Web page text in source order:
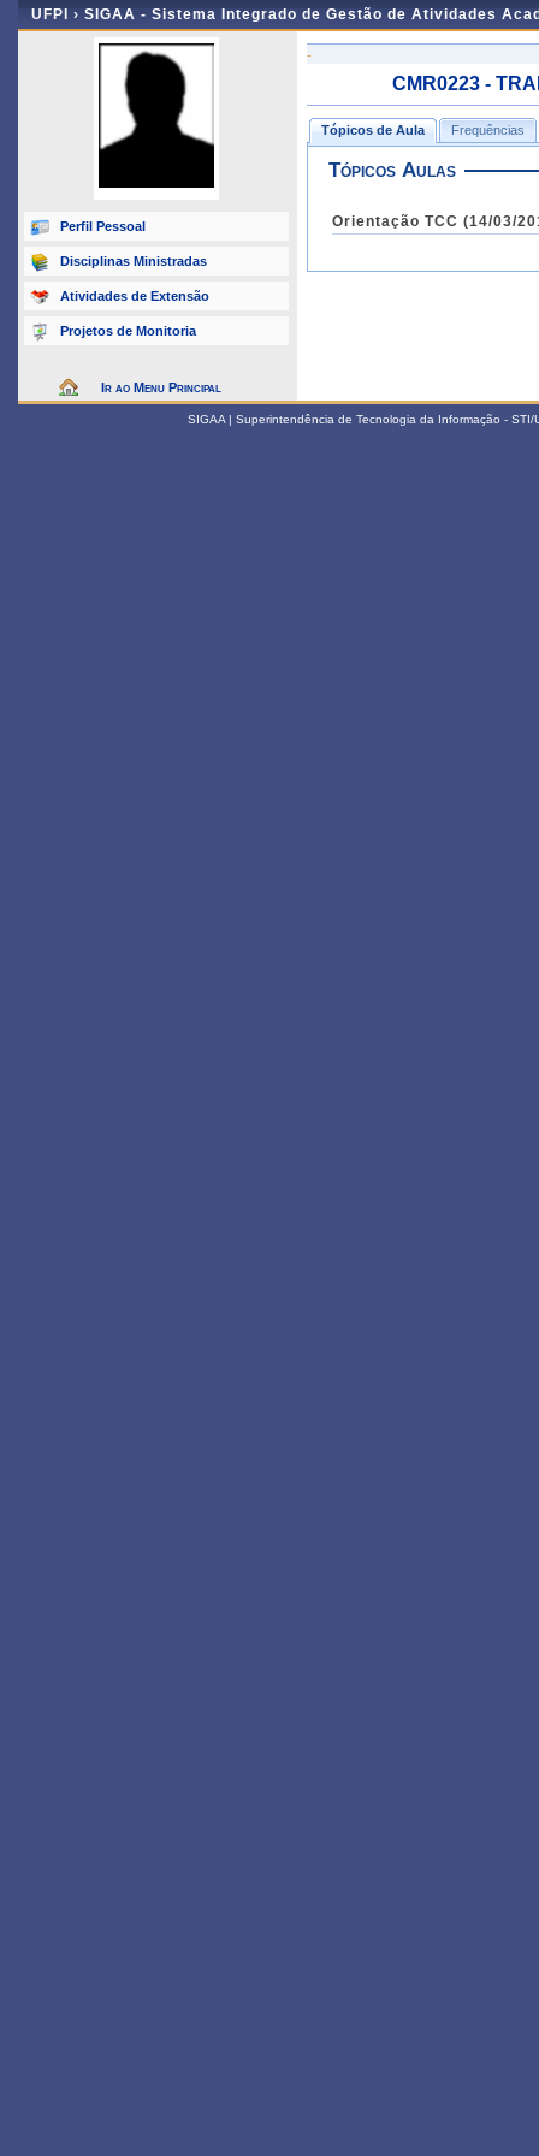
UFPI › SIGAA - Sistema Integrado de Gestão de Atividades
Perfil Pessoal
Disciplinas Ministradas
Atividades de Extensão
Projetos de Monitoria
Ir ao Menu Principal
-
CMR0223 -
Tópicos de Aula Frequências
Tópicos Aulas
Orientação TCC (14/03/
SIGAA | Superintendência de Tecnologia da Informação -